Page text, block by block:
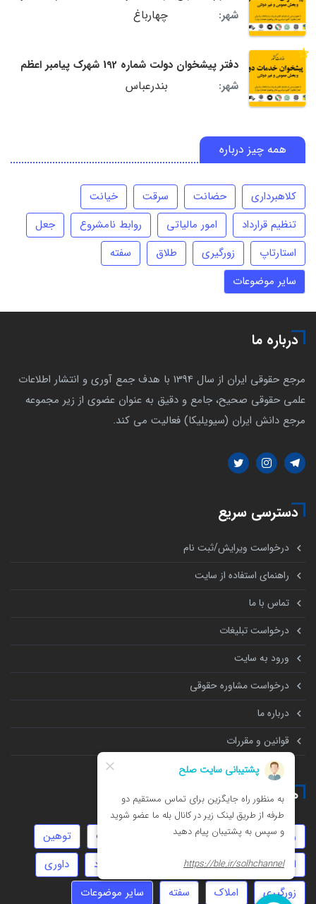
شهر:
چهارباغ
دفتر پیشخوان دولت شماره 192 شهرک پیامبر اعظم
شهر:
بندرعباس
همه چیز درباره
کلاهبرداری حضانت سرقت
خیانت
تنظیم قرارداد
امور مالیاتی روابط نامشروع
جعل
استارتاپ
زورگیری طلاق
سفته
سایر موضوعات
درباره ما
مرجع حقوقی ایران از سال 1394 با هدف جمع آوری و انتشار اطلاعات
علمی حقوقی صحیح، جامع و دقیق به عنوان عضوی از زیر مجموعه
مرجع دانش ایران (سیویلیکا) فعالیت می کند.
دسترسی سریع
درخواست ویرایش/ثبت نام
راهنمای استفاده از سایت
تماس با ما
درخواست تبلیغات
ورود به سایت
درخواست مشاوره حقوقی
درباره ما
قوانین و مقررات
همه چیز درباره
روابط نامشروع طلاق تهمت
توهین
امور مالیاتی
ثبت شرکت تنظیم قرارداد
داوری
زورگیری
املاک سفته سایر موضوعات